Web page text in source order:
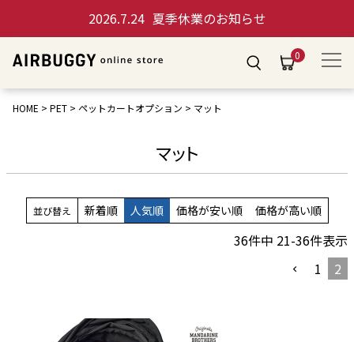
2026.7.24 夏季休業のお知らせ
0
HOME PET ペットカートオプション マット
マット
並び替え 新着順 人気順 価格が安い順 価格が高い順
36件中 21-36件表示
1
2